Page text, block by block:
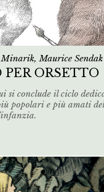
Maurice Sendak
PER ORSETTO
si conclude il ciclo
popolari e più amati